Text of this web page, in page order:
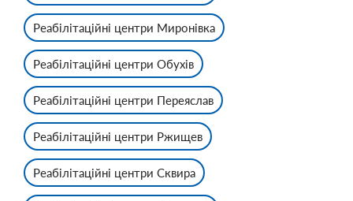
Реабілітаційні центри Миронівка
Реабілітаційні центри Обухів
Реабілітаційні центри Переяслав
Реабілітаційні центри Ржищев
Реабілітаційні центри Сквира